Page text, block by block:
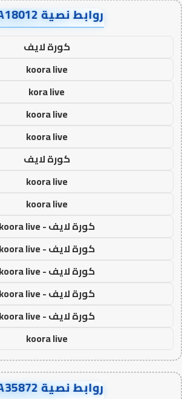
روابط نصية AA18012
كورة لايف
koora live
kora live
koora live
koora live
كورة لايف
koora live
koora live
كورة لايف - koora live
كورة لايف - koora live
كورة لايف - koora live
كورة لايف - koora live
كورة لايف - koora live
koora live
روابط نصية AA35872